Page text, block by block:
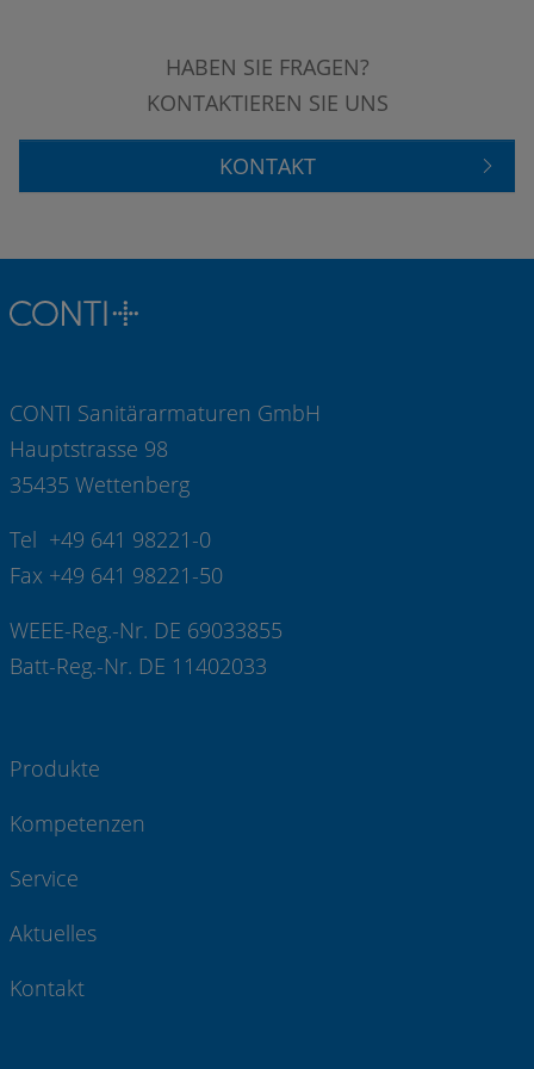
HABEN SIE FRAGEN?
KONTAKTIEREN SIE UNS
KONTAKT
CONTI Sanitärarmaturen GmbH
Hauptstrasse 98
35435 Wettenberg
Tel +49 641 98221-0
Fax +49 641 98221-50
WEEE-Reg.-Nr. DE 69033855
Batt-Reg.-Nr. DE 11402033
Produkte
Kompetenzen
Service
Aktuelles
Kontakt